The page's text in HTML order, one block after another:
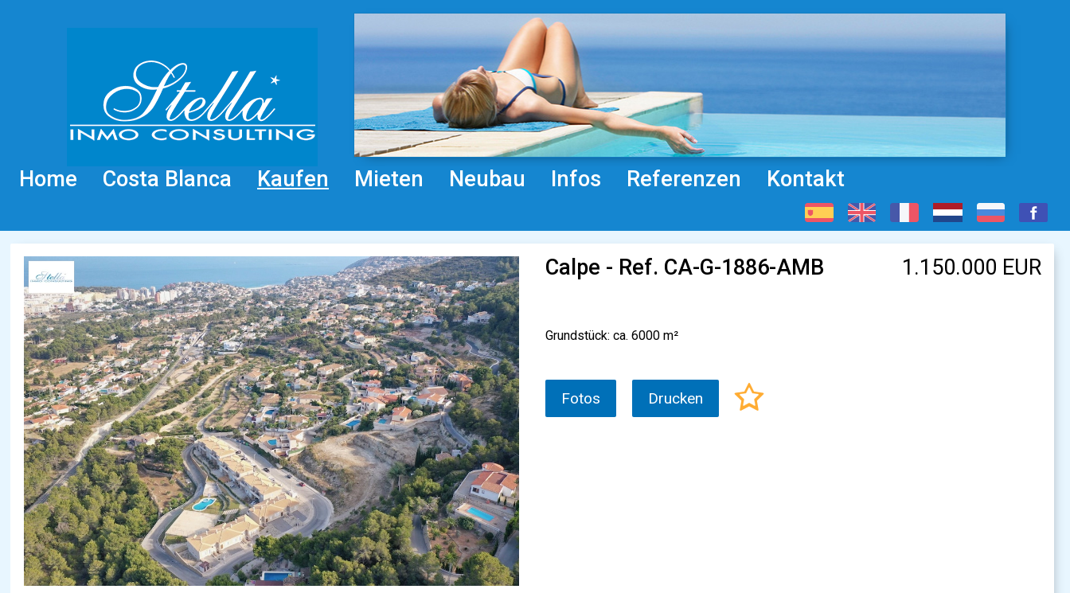
Home Costa Blanca Kaufen Mieten Neubau Infos Referenzen Kontakt
Calpe - Ref. CA-G-1886-AMB 1.150.000 EUR
Grundstück: ca. 6000 m²
Fotos Drucken